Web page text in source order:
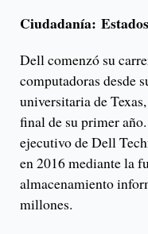
Ciudadanía:
Dell comenzó su
computadoras desde
universitaria de
final de su primer
ejecutivo de Dell
en 2016 mediante la
almacenamiento
millones.